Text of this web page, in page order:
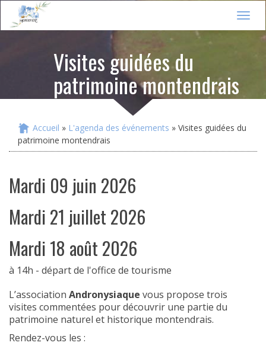
T
o
a
g
Visites guidées du
patrimoine montendrais
Vous êtes ici
Accueil » L'agenda des événements » Visites guidées du
patrimoine montendrais
mardi 09 juin 2026
mardi 21 juillet 2026
mardi 18 août 2026
à 14h - départ de l'office de tourisme
L’association Andronysiaque vous propose trois
visites commentées pour découvrir une partie du
patrimoine naturel et historique montendrais.
Rendez-vous les :